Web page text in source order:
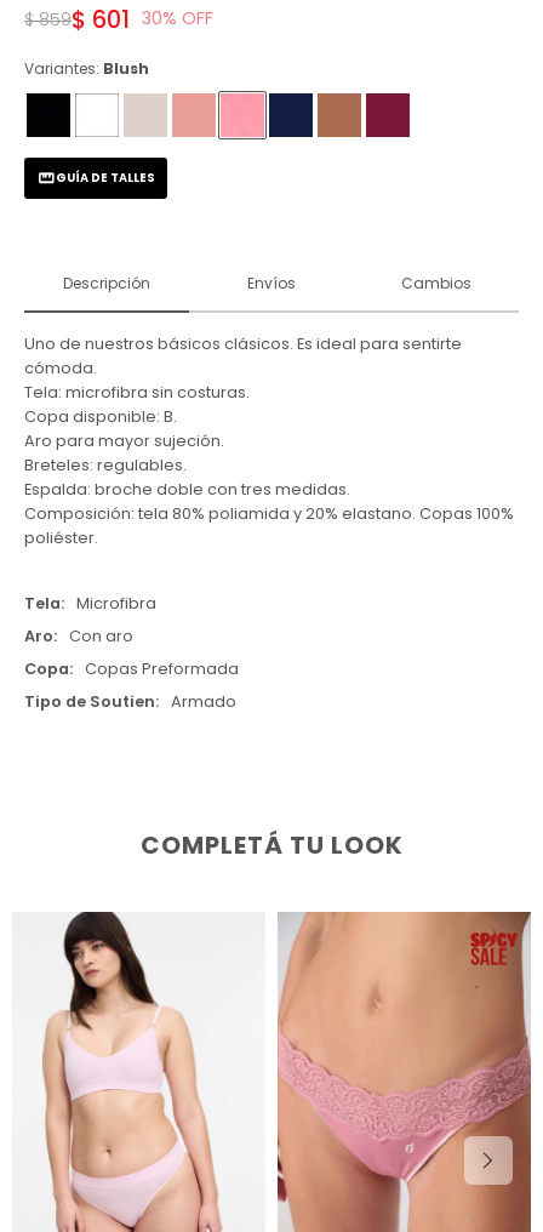
$ 601
$ 859 30
Variantes: Blush
GUÍA DE TALLES
Descripción Envíos Cambios
Uno de nuestros básicos clásicos. Es ideal para sentirte
cómoda.
Tela: microfibra sin costuras.
Copa disponible: B.
Aro para mayor sujeción.
Breteles: regulables.
Espalda: broche doble con tres medidas.
Composición: tela 80% poliamida y 20% elastano. Copas 100%
poliéster.
Tela
Microfibra
Aro
Con aro
Copa
Copas Preformada
Tipo de Soutien
Armado
COMPLETÁ TU LOOK